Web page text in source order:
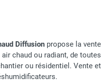
à chaleur
électrique, fioul et
électrique
soufflant
Diffusion propose la
chaud ou radiant, de
ou résidentiel. Vente